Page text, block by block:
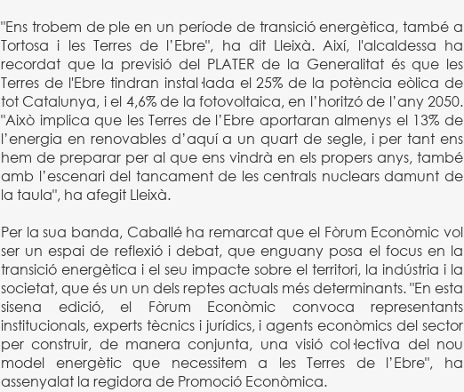
"Ens trobem de ple en un període de transició energètica, també a
Tortosa i les Terres de l’Ebre", ha dit Lleixà. Així, l'alcaldessa ha
recordat que la previsió del PLATER de la Generalitat és que les
Terres de l'Ebre tindran instal·lada el 25% de la potència eòlica de
tot Catalunya, i el 4,6% de la fotovoltaica, en l’horitzó de l’any 2050.
"Això implica que les Terres de l’Ebre aportaran almenys el 13% de
l’energia en renovables d’aquí a un quart de segle, i per tant ens
hem de preparar per al que ens vindrà en els propers anys, també
amb l’escenari del tancament de les centrals nuclears damunt de
la taula", ha afegit Lleixà.
Per la sua banda, Caballé ha remarcat que el Fòrum Econòmic vol
ser un espai de reflexió i debat, que enguany posa el focus en la
transició energètica i el seu impacte sobre el territori, la indústria i la
societat, que és un un dels reptes actuals més determinants. "En esta
sisena edició, el Fòrum Econòmic convoca representants
institucionals, experts tècnics i jurídics, i agents econòmics del sector
per construir, de manera conjunta, una visió col·lectiva del nou
model energètic que necessitem a les Terres de l’Ebre", ha
assenyalat la regidora de Promoció Econòmica.